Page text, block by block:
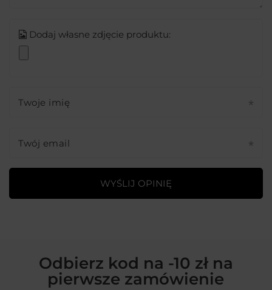
Dodaj własne zdjęcie produktu:
Twoje imię
Twój email
WYŚLIJ OPINIĘ
Odbierz kod na -10 zł na
pierwsze zamówienie